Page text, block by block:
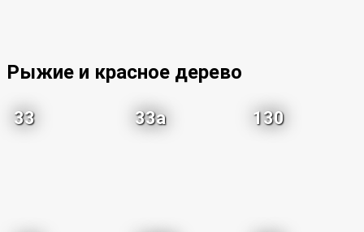
Рыжие и красное дерево
33 33a 130